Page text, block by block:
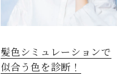
髪色シミュレーションで
似合う色を診断！